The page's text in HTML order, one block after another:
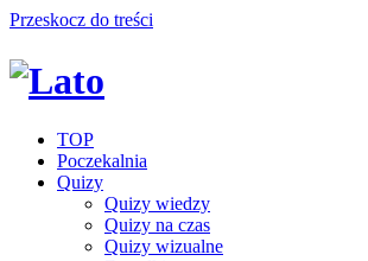
Przeskocz do treści
TOP
Poczekalnia
Quizy
Quizy wiedzy
Quizy na czas
Quizy wizualne